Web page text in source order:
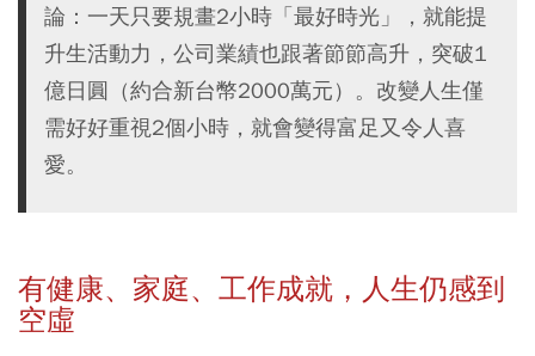
論：一天只要規畫2小時「最好時光」，就能提
升生活動力，公司業績也跟著節節高升，突破1
億日圓（約合新台幣2000萬元）。改變人生僅
需好好重視2個小時，就會變得富足又令人喜
愛。
有健康、家庭、工作成就，人生仍感到
空虛